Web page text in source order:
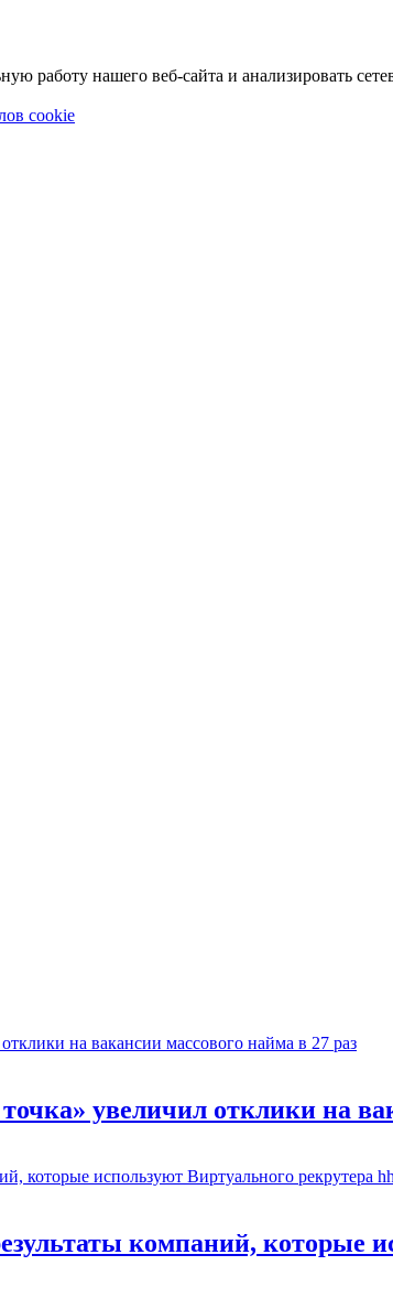
работу нашего веб-сайта и анализировать
cookie
увеличил отклики на
компаний, которые